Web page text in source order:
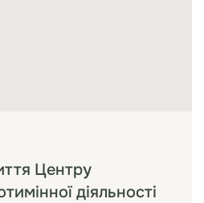
Центру
діяльності